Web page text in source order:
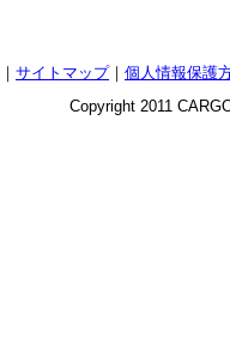
｜ サイトマップ｜ 個人情報保護
Copyright 2011